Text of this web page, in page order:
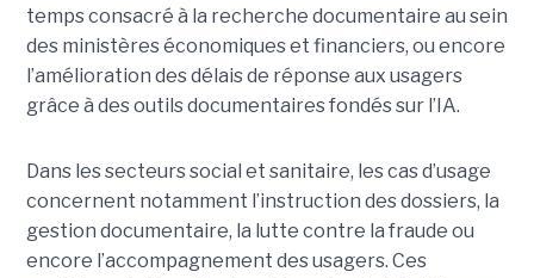
temps consacré à la recherche documentaire au sein
des ministères économiques et financiers, ou encore
l’amélioration des délais de réponse aux usagers
grâce à des outils documentaires fondés sur l’IA.
Dans les secteurs social et sanitaire, les cas d’usage
concernent notamment l’instruction des dossiers, la
gestion documentaire, la lutte contre la fraude ou
encore l’accompagnement des usagers. Ces